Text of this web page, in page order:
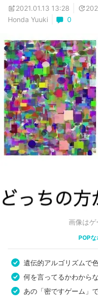
2021.01.13 13:28
Honda Yuuki
0
画像はゲ
POP
遺伝的アルゴリズムで
何を言ってるかわから
あの「密ですゲーム」